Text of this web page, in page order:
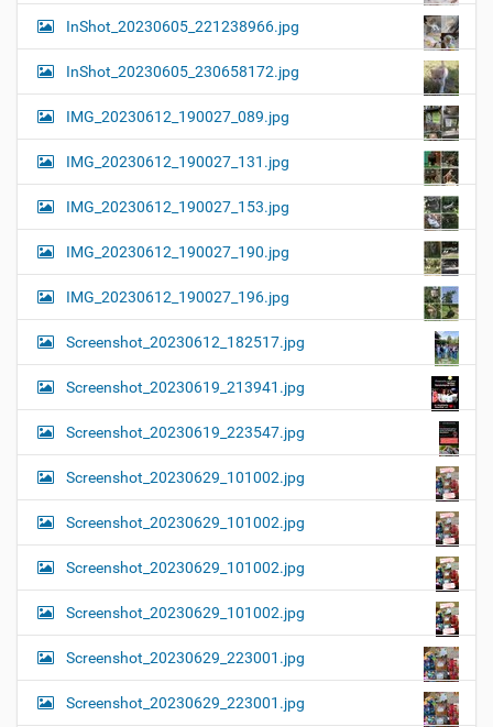
InShot_20230605_221238966.jpg
InShot_20230605_230658172.jpg
IMG_20230612_190027_089.jpg
IMG_20230612_190027_131.jpg
IMG_20230612_190027_153.jpg
IMG_20230612_190027_190.jpg
IMG_20230612_190027_196.jpg
Screenshot_20230612_182517.jpg
Screenshot_20230619_213941.jpg
Screenshot_20230619_223547.jpg
Screenshot_20230629_101002.jpg
Screenshot_20230629_101002.jpg
Screenshot_20230629_101002.jpg
Screenshot_20230629_101002.jpg
Screenshot_20230629_223001.jpg
Screenshot_20230629_223001.jpg